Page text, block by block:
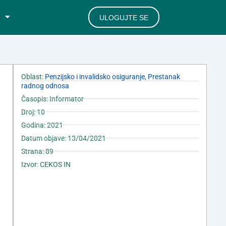
ULOGUJTE SE
Oblast: Penzijsko i invalidsko osiguranje, Prestanak
radnog odnosa
Časopis: Informator
Broj: 10
Godina: 2021
Datum objave: 13/04/2021
Strana: 89
Izvor: CEKOS IN